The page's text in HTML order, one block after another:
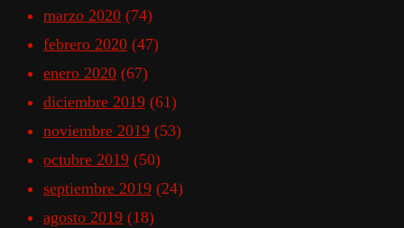
marzo 2020 (74)
febrero 2020 (47)
enero 2020 (67)
diciembre 2019 (61)
noviembre 2019 (53)
octubre 2019 (50)
septiembre 2019 (24)
agosto 2019 (18)